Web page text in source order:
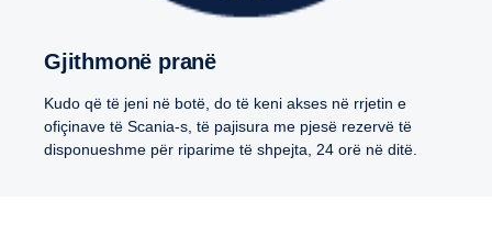
Gjithmonë pranë
Kudo që të jeni në botë, do të keni akses në rrjetin e
ofiçinave të Scania-s, të pajisura me pjesë rezervë të
disponueshme për riparime të shpejta, 24 orë në ditë.